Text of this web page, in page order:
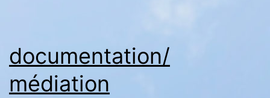
documentation/
médiation